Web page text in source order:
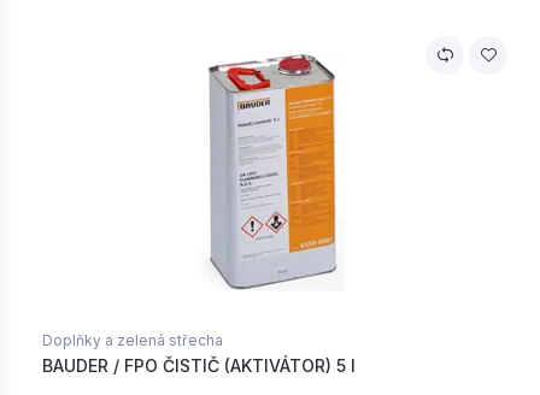
Doplňky a zelená střecha
BAUDER / FPO ČISTIČ (AKTIVÁTOR) 5 l